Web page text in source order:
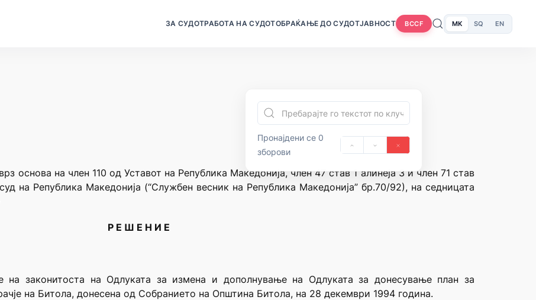
ЗА СУДОТРАБОТА НА СУДОТОБРАЌАЊЕ ДО СУДОТЈАВНОСТ BCCF MK SQ EN
Пронајдени се 0
зборови
основа на член 110 од Уставот на Република Македонија, член 47 став 1 алинеја 3 и член 71 став
на Република Македонија (“Службен весник на Република Македонија” бр.70/92), на седницата
Р Е Ш Е Н И Е
законитоста на Одлуката за измена и дополнување на Одлуката за донесување план за
на Битола, донесена од Собранието на Општина Битола, на 28 декември 1994 година.